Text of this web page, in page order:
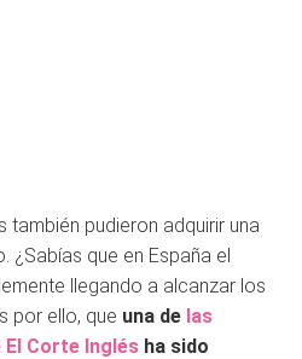
también pudieron adquirir una
que en España el
llegando a alcanzar los
por ello, que una de las
Corte Inglés ha sido